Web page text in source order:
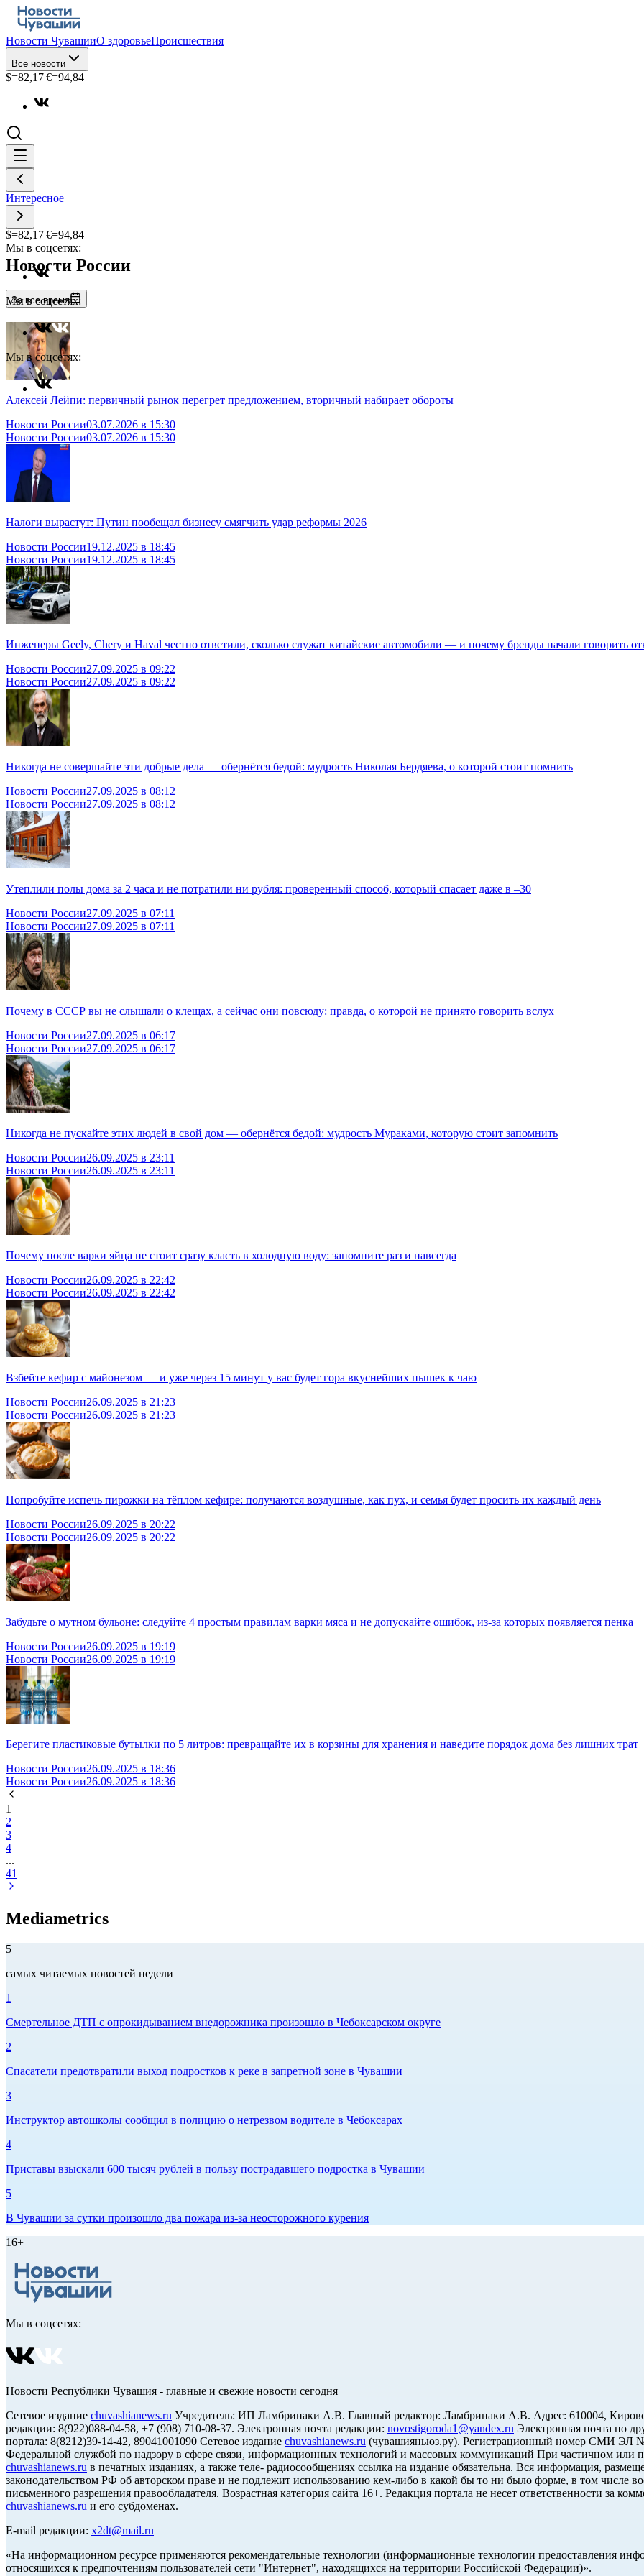
Новости ЧувашииО здоровьеПроисшествия
Все новости
$=82,17|€=94,84
Интересное
$=82,17|€=94,84
Мы в соцсетях:
Мы в соцсетях:
Мы в соцсетях:
Новости России
За все время
Алексей Лейпи: первичный рынок перегрет предложением, вторичный набирает обороты
Новости России03.07.2026 в 15:30
Новости России03.07.2026 в 15:30
Налоги вырастут: Путин пообещал бизнесу смягчить удар реформы 2026
Новости России19.12.2025 в 18:45
Новости России19.12.2025 в 18:45
Инженеры Geely, Chery и Haval честно ответили, сколько служат китайские автомобили — и почему бренды начали говорить
Новости России27.09.2025 в 09:22
Новости России27.09.2025 в 09:22
Никогда не совершайте эти добрые дела — обернётся бедой: мудрость Николая Бердяева, о которой стоит помнить
Новости России27.09.2025 в 08:12
Новости России27.09.2025 в 08:12
Утеплили полы дома за 2 часа и не потратили ни рубля: проверенный способ, который спасает даже в –30
Новости России27.09.2025 в 07:11
Новости России27.09.2025 в 07:11
Почему в СССР вы не слышали о клещах, а сейчас они повсюду: правда, о которой не принято говорить вслух
Новости России27.09.2025 в 06:17
Новости России27.09.2025 в 06:17
Никогда не пускайте этих людей в свой дом — обернётся бедой: мудрость Мураками, которую стоит запомнить
Новости России26.09.2025 в 23:11
Новости России26.09.2025 в 23:11
Почему после варки яйца не стоит сразу класть в холодную воду: запомните раз и навсегда
Новости России26.09.2025 в 22:42
Новости России26.09.2025 в 22:42
Взбейте кефир с майонезом — и уже через 15 минут у вас будет гора вкуснейших пышек к чаю
Новости России26.09.2025 в 21:23
Новости России26.09.2025 в 21:23
Попробуйте испечь пирожки на тёплом кефире: получаются воздушные, как пух, и семья будет просить их каждый день
Новости России26.09.2025 в 20:22
Новости России26.09.2025 в 20:22
Забудьте о мутном бульоне: следуйте 4 простым правилам варки мяса и не допускайте ошибок, из-за которых появляется пенка
Новости России26.09.2025 в 19:19
Новости России26.09.2025 в 19:19
Берегите пластиковые бутылки по 5 литров: превращайте их в корзины для хранения и наведите порядок дома без лишних трат
Новости России26.09.2025 в 18:36
Новости России26.09.2025 в 18:36
1
2
3
4
...
41
Mediametrics
5
самых читаемых новостей недели
1
Смертельное ДТП с опрокидыванием внедорожника произошло в Чебоксарском округе
2
Спасатели предотвратили выход подростков к реке в запретной зоне в Чувашии
3
Инструктор автошколы сообщил в полицию о нетрезвом водителе в Чебоксарах
4
Приставы взыскали 600 тысяч рублей в пользу пострадавшего подростка в Чувашии
5
В Чувашии за сутки произошло два пожара из-за неосторожного курения
16+
Мы в соцсетях:
Новости Республики Чувашия - главные и свежие новости сегодня
Сетевое издание chuvashianews.ru Учредитель: ИП Ламбринаки А.В. Главный редактор: Ламбринаки А.В. Адрес: 610004,
редакции: 8(922)088-04-58, +7 (908) 710-08-37. Электронная почта редакции: novostigoroda1@yandex.ru Электронная почта по
портала: 8(8212)39-14-42, 89041001090 Сетевое издание chuvashianews.ru (чувашияньюз.ру). Регистрационный номер СМИ ЭЛ №
Федеральной службой по надзору в сфере связи, информационных технологий и массовых коммуникаций При частичном или
chuvashianews.ru в печатных изданиях, а также теле- радиосообщениях ссылка на издание обязательна. Вся информация,
законодательством РФ об авторском праве и не подлежит использованию кем-либо в какой бы то ни было форме, в том числе
письменного разрешения правообладателя. Возрастная категория сайта 16+. Редакция портала не несет ответственности за
chuvashianews.ru и его субдоменах.
E-mail редакции: x2dt@mail.ru
«На информационном ресурсе применяются рекомендательные технологии (информационные технологии предоставления
относящихся к предпочтениям пользователей сети "Интернет", находящихся на территории Российской Федерации)».